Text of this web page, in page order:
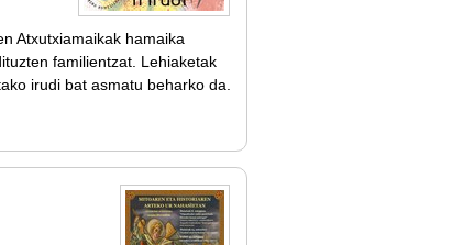
Atxutxiamaikak hamaika
familientzat. Lehiaketak
irudi bat asmatu beharko da.